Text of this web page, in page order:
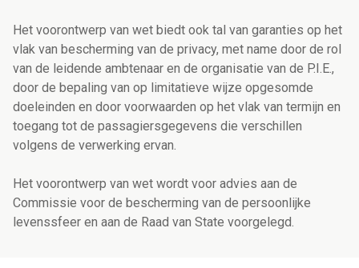
Het voorontwerp van wet biedt ook tal van garanties op het
vlak van bescherming van de privacy, met name door de rol
van de leidende ambtenaar en de organisatie van de P.I.E.,
door de bepaling van op limitatieve wijze opgesomde
doeleinden en door voorwaarden op het vlak van termijn en
toegang tot de passagiersgegevens die verschillen
volgens de verwerking ervan.
Het voorontwerp van wet wordt voor advies aan de
Commissie voor de bescherming van de persoonlijke
levenssfeer en aan de Raad van State voorgelegd.